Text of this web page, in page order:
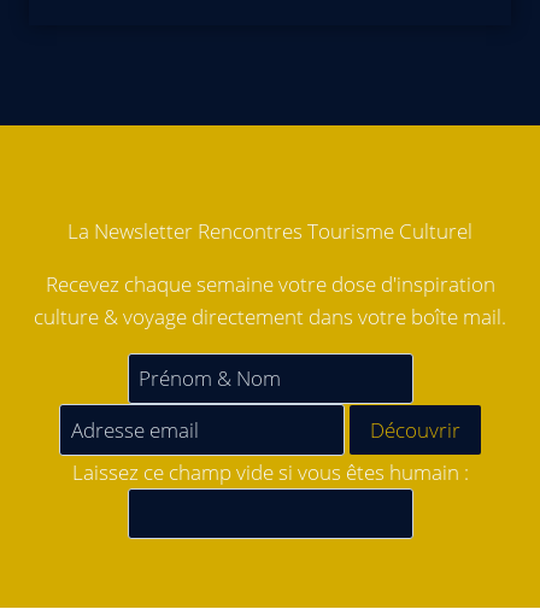
La Newsletter Rencontres Tourisme Culturel
Recevez chaque semaine votre dose d'inspiration
culture & voyage directement dans votre boîte mail.
Laissez ce champ vide si vous êtes humain :